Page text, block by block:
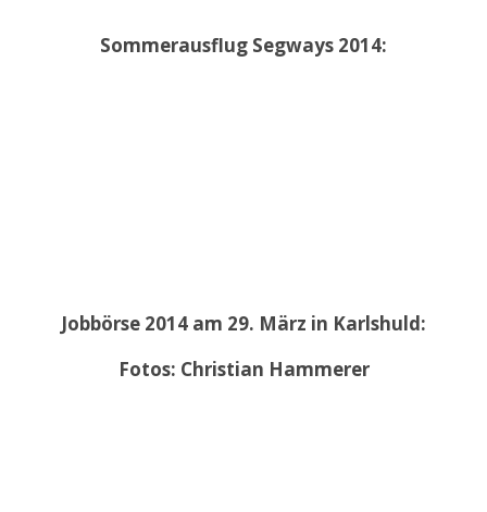
Sommerausflug Segways 2014:
Jobbörse 2014 am 29. März in Karlshuld:
Fotos: Christian Hammerer